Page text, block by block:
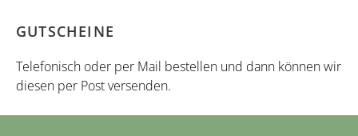
GUTSCHEINE
Telefonisch oder per Mail bestellen und dann können wir
diesen per Post versenden.